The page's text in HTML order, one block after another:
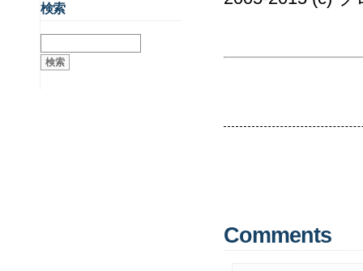
Comments
検索